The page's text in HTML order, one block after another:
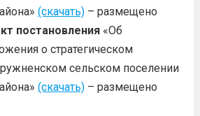
(скачать)– размещено
постановления«Об
о стратегическом
сельском поселении
(скачать)– размещено